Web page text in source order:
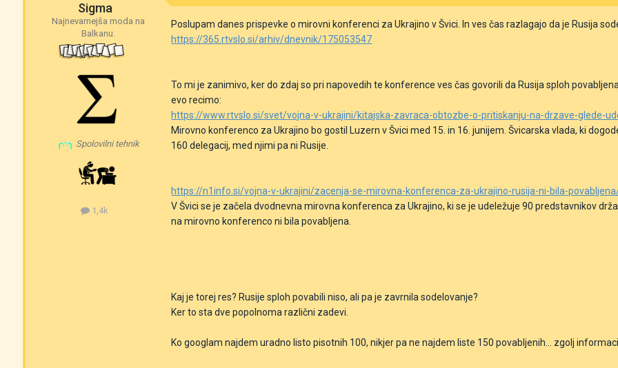
Sigma
Najnevarnejša moda na
Balkanu.
╭∩╮ Spolovilni tehnik
1,4k
Poslupam danes prispevke o mirovni konferenci za Ukrajino v Švici. In ves čas razlagajo da je Rusija
https://365.rtvslo.si/arhiv/dnevnik/175053547
To mi je zanimivo, ker do zdaj so pri napovedih te konference ves čas govorili da Rusija sploh
evo recimo:
https://www.rtvslo.si/svet/vojna-v-ukrajini/kitajska-zavraca-obtozbe-o-pritiskanju-na-drzave-glede-
Mirovno konferenco za Ukrajino bo gostil Luzern v Švicimed 15.in 16. junijem. Švicarska vlada, ki
160 delegacij, med njimi pa ni Rusije.
https://n1info.si/vojna-v-ukrajini/zacenja-se-mirovna-konferenca-za-ukrajino-rusija-ni-bila-
V Švici se je začela dvodnevna mirovna konferenca za Ukrajino, ki se je udeležuje 90 predstavnikov
na mirovno konferenco ni bila povabljena.
Kaj je torej res? Rusije sploh povabili niso, ali pa je zavrnila sodelovanje?
Ker to sta dve popolnoma različni zadevi.
Ko googlam najdem uradno listo pisotnih 100, nikjer pa ne najdem liste 150 povabljenih... zgolj